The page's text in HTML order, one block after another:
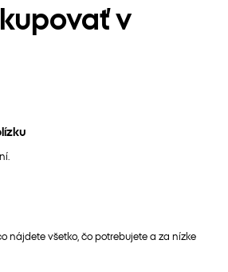
v
nájdete všetko, čo potrebujete a za nízke